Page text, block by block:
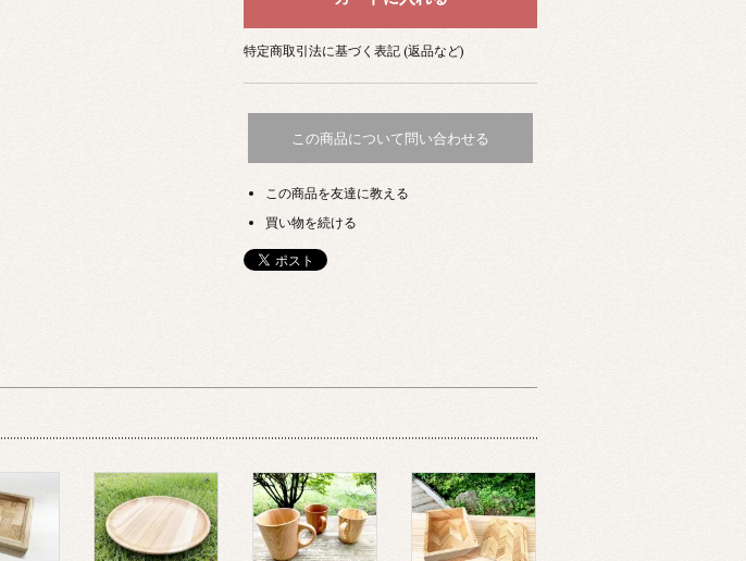
特定商取引法に基づく表記 (返品など)
この商品について問い合わせる
この商品を友達に教える
買い物を続ける